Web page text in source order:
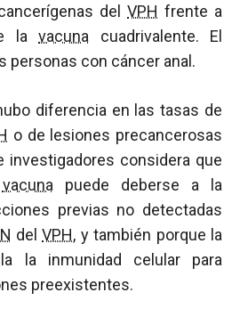
del VPH frente a
la vacuna cuadrivalente. El
personas con cáncer anal.
diferencia en las tasas de
o de lesiones precancerosas
investigadores considera que
vacuna puede deberse a la
previas no detectadas
delVPH, y también porque la
la inmunidad celular para
preexistentes.